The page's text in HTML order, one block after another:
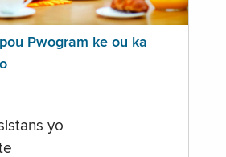
Pwogram ke ou ka
yo